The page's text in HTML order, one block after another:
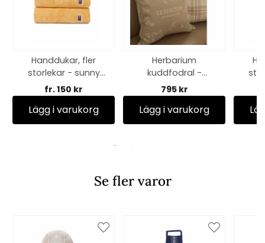
Handdukar, fler
storlekar - sunny
yellow
fr. 150 kr
Lägg i varukorg
Herbarium
kuddfodral -
beige/white
795 kr
Lägg i varukorg
Se fler varor